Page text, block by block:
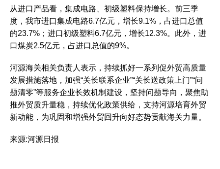
从进口产品看，集成电路、初级塑料保持增长。前三季
度，我市进口集成电路6.7亿元，增长9.1%，占进口总值
的23.7%；进口初级塑料6.7亿元，增长12.3%。此外，进
口煤炭2.5亿元，占进口总值的9%。
河源海关相关负责人表示，持续抓好一系列促外贸高质量
发展措施落地，加强“关长联系企业”“关长送政策上门”“问
题清零”等服务企业长效机制建设，坚持问题导向，聚焦助
推外贸质升量稳，持续优化政策供给，支持河源培育外贸
新动能，为巩固和增强外贸回升向好态势贡献海关力量。
来源:河源日报